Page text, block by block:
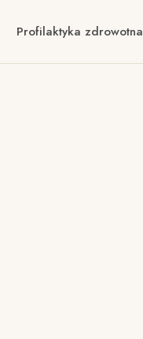
Profilaktyka zdrowotna